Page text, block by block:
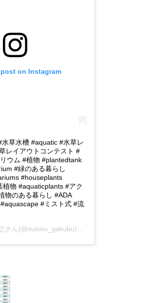
on Instagram
草水槽 #aquatic #水草レ
レイアウトコンテスト #
ウム #植物 #plantedtank
#緑のある暮らし
#houseplants
物 #aquaticplants #アク
物のある暮らし #ADA
#ミスト式 #流
さん(@suisou_gakubu)がシェアした投稿 -